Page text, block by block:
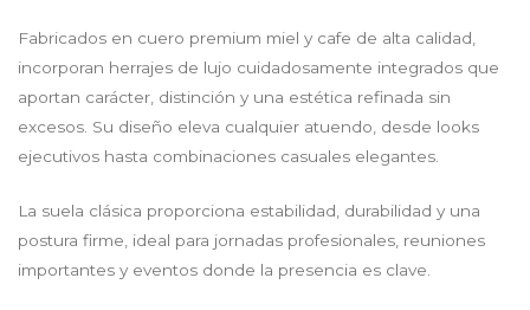
Fabricados en cuero premium miel y cafe de alta calidad,
incorporan herrajes de lujo cuidadosamente integrados que
aportan carácter, distinción y una estética refinada sin
excesos. Su diseño eleva cualquier atuendo, desde looks
ejecutivos hasta combinaciones casuales elegantes.
La suela clásica proporciona estabilidad, durabilidad y una
postura firme, ideal para jornadas profesionales, reuniones
importantes y eventos donde la presencia es clave.